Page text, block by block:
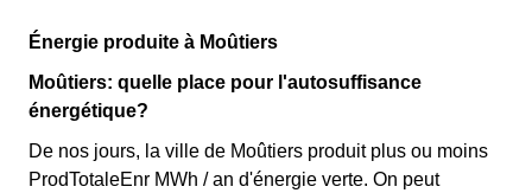
premiers KWh de chaque mois sont moins chers, et
fait attention à sa consommation à Moûtiers. Ce tarif
existe chez la plupart des fournisseurs d'électricité de
France et est disponible pour les Moutiérains éligibles.
💡🏠
clients Moutiérains l'ayant choisie avant 1998. Elle
différencie deux tarifs : pendant 22 jours le prix de
l'électricité est quatre fois plus cher, tandis que tous les
autres jours de l'année, le prix est 20% moins cher par
rapport au tarif normal à Moûtiers. ⚡💸
Énergie produite à Moûtiers
Moûtiers: quelle place pour l'autosuffisance
énergétique?
De nos jours, la ville de Moûtiers produit plus ou moins
ProdTotaleEnr MWh / an d'énergie verte. On peut